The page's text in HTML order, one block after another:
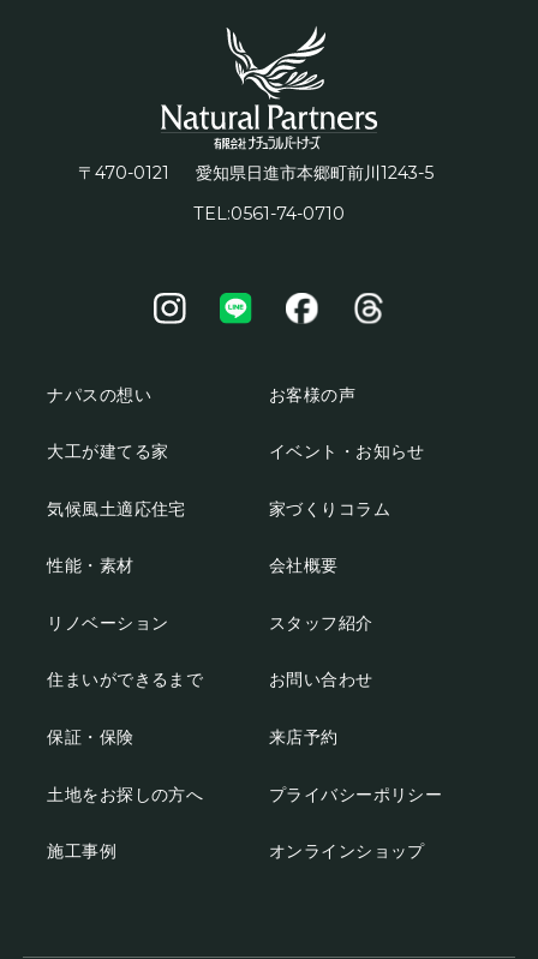
〒470-0121 愛知県日進市本郷町前川 1243-5
TEL:0561-74-0710
ナパスの想い
大工が建てる家
気候風土適応住宅
性能・素材
リノベーション
住まいができるまで
保証・保険
土地をお探しの方へ
施工事例
お客様の声
イベント・お知らせ
家づくりコラム
会社概要
スタッフ紹介
お問い合わせ
来店予約
プライバシーポリシー
オンラインショップ